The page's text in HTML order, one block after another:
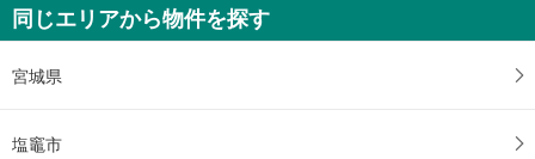
同じエリアから物件を探す
宮城県
塩竈市